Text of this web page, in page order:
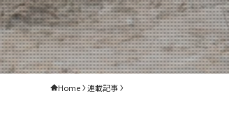
Home 連載記事